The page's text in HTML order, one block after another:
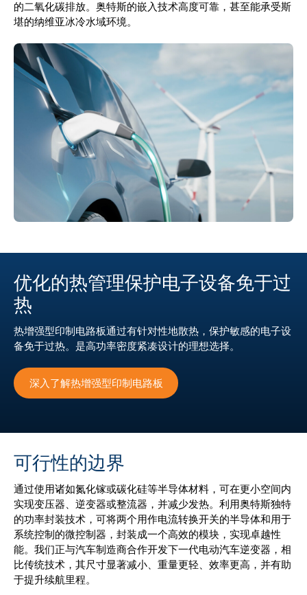
的二氧化碳排放。奥特斯的嵌入技术高度可靠，甚至能承受斯
堪的纳维亚冰冷水域环境。
优化的热管理保护电子设备免于过
热
热增强型印制电路板通过有针对性地散热，保护敏感的电子设
备免于过热。是高功率密度紧凑设计的理想选择。
深入了解热增强型印制电路板
可行性的边界
通过使用诸如氮化镓或碳化硅等半导体材料，可在更小空间内
实现变压器、逆变器或整流器，并减少发热。利用奥特斯独特
的功率封装技术，可将两个用作电流转换开关的半导体和用于
系统控制的微控制器，封装成一个高效的模块，实现卓越性
能。我们正与汽车制造商合作开发下一代电动汽车逆变器，相
比传统技术，其尺寸显著减小、重量更轻、效率更高，并有助
于提升续航里程。